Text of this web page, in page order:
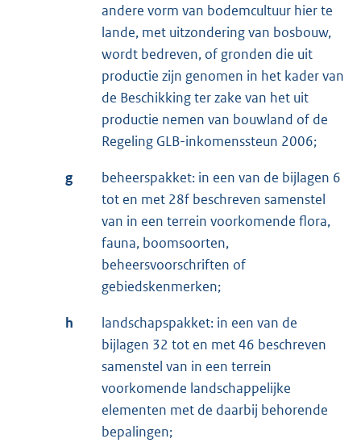
andere vorm van bodemcultuur hier te
lande, met uitzondering van bosbouw,
wordt bedreven, of gronden die uit
productie zijn genomen in het kader van
de Beschikking ter zake van het uit
productie nemen van bouwland of de
Regeling GLB-inkomenssteun 2006;
g
beheerspakket: in een van de bijlagen 6
tot en met 28f beschreven samenstel
van in een terrein voorkomende flora,
fauna, boomsoorten,
beheersvoorschriften of
gebiedskenmerken;
h
landschapspakket: in een van de
bijlagen 32 tot en met 46 beschreven
samenstel van in een terrein
voorkomende landschappelijke
elementen met de daarbij behorende
bepalingen;